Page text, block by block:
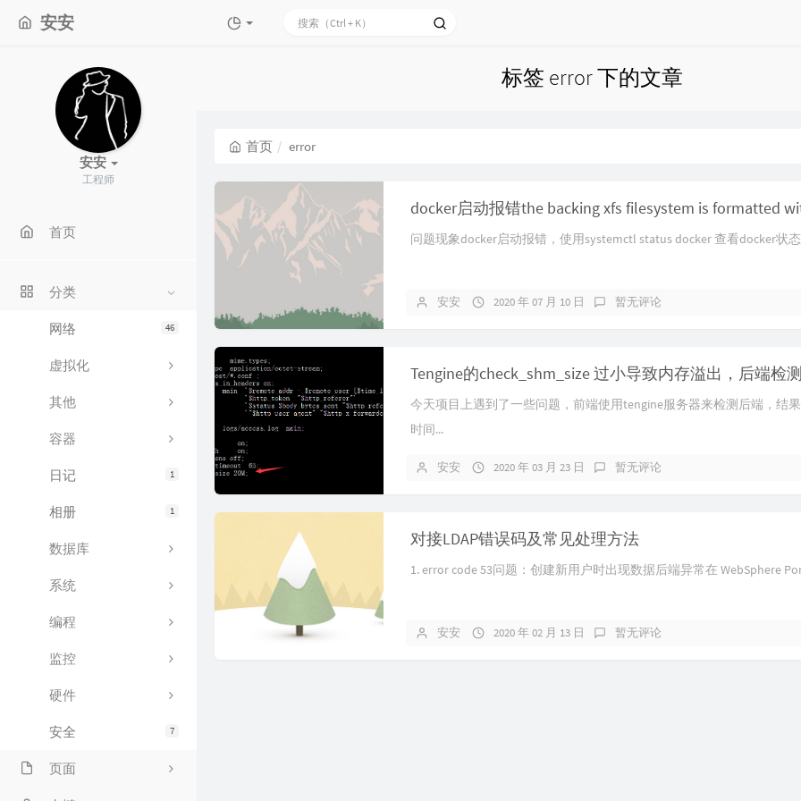
安安
安安
工程师
首页
分类
46
网络
虚拟化
其他
容器
1
日记
1
相册
数据库
系统
编程
监控
硬件
7
安全
页面
标签 error 下的文章
首页 error
问题现象docker启动报错，使用systemctl status docker 查看docker状
安安 2020 年 07 月 10 日 暂无评论
Tengine的check_shm_size 过小导致内存溢出，后端检
今天项目上遇到了一些问题，前端使用tengine服务器来检测后端，结
时间...
安安 2020 年 03 月 23 日 暂无评论
对接LDAP错误码及常见处理方法
1. error code 53问题：创建新用户时出现数据后端异常在 WebSphere
安安 2020 年 02 月 13 日 暂无评论